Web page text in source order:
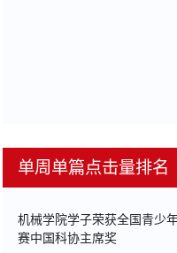
单周单篇点击量排名
机械学院学子荣获全国青少
赛中国科协主席奖